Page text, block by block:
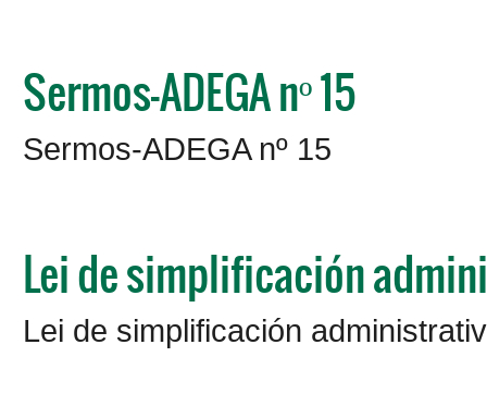
Sermos-ADEGA nº 15
Sermos-ADEGA nº 15
Lei de simplificación
Lei de simplificación